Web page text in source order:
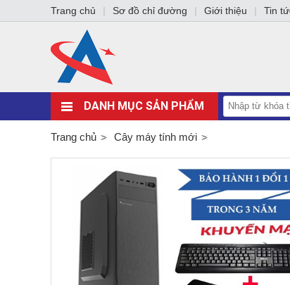
DANH MỤC SẢN PHẨM
Trang chủ Cây máy tính mới
Trang chủ | Sơ đồ chỉ đường | Giới thiệu | Tin